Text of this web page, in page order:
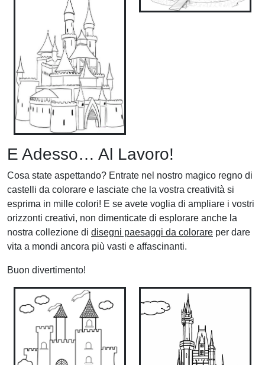
E Adesso… Al Lavoro!
Cosa state aspettando? Entrate nel nostro magico regno di
castelli da colorare e lasciate che la vostra creatività si
esprima in mille colori! E se avete voglia di ampliare i vostri
orizzonti creativi, non dimenticate di esplorare anche la
nostra collezione di disegni paesaggi da colorare per dare
vita a mondi ancora più vasti e affascinanti.
Buon divertimento!